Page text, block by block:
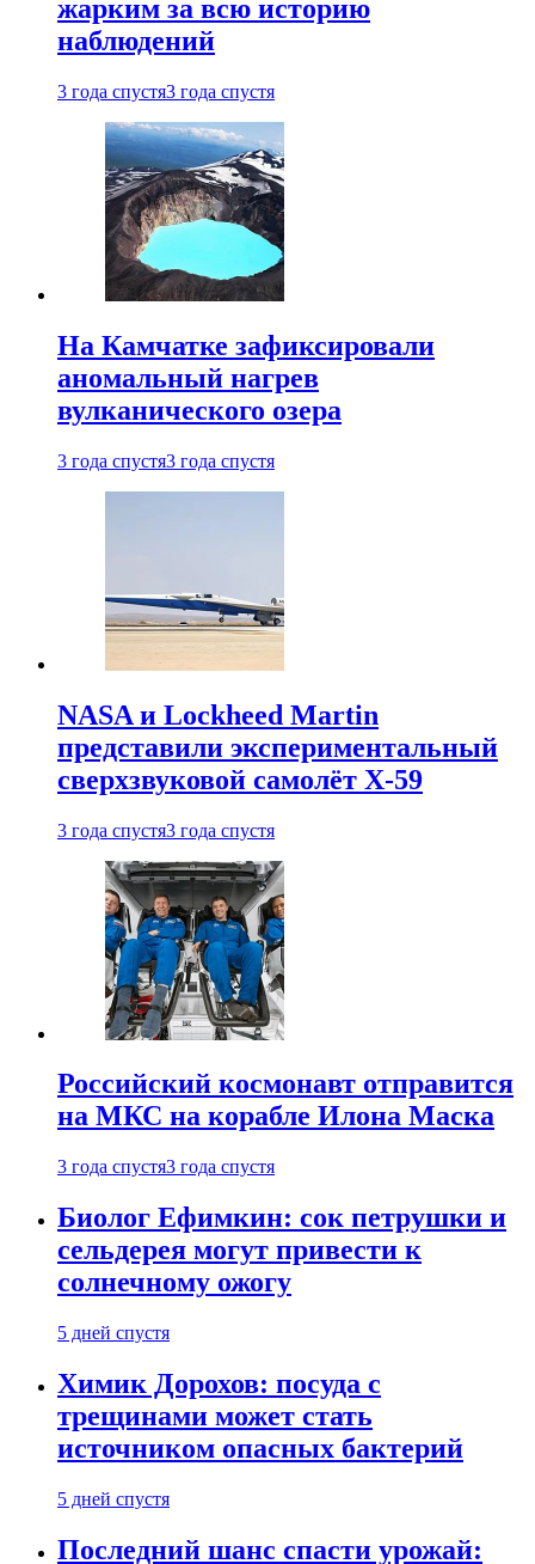
жарким за всю историю
наблюдений
3 года спустя3 года спустя
На Камчатке зафиксировали
аномальный нагрев
вулканического озера
3 года спустя3 года спустя
NASA и Lockheed Martin
представили экспериментальный
сверхзвуковой самолёт X-59
3 года спустя3 года спустя
Российский космонавт отправится
на МКС на корабле Илона Маска
3 года спустя3 года спустя
Биолог Ефимкин: сок петрушки и
сельдерея могут привести к
солнечному ожогу
5 дней спустя
Химик Дорохов: посуда с
трещинами может стать
источником опасных бактерий
5 дней спустя
Последний шанс спасти урожай: